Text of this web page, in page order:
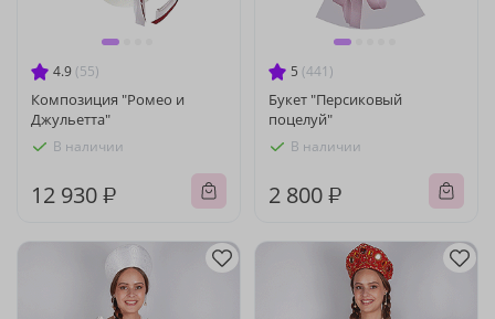
4.9 (55)
Композиция "Ромео и
Джульетта"
В наличии
12 930 ₽
5 (441)
Букет "Персиковый
поцелуй"
В наличии
2 800 ₽